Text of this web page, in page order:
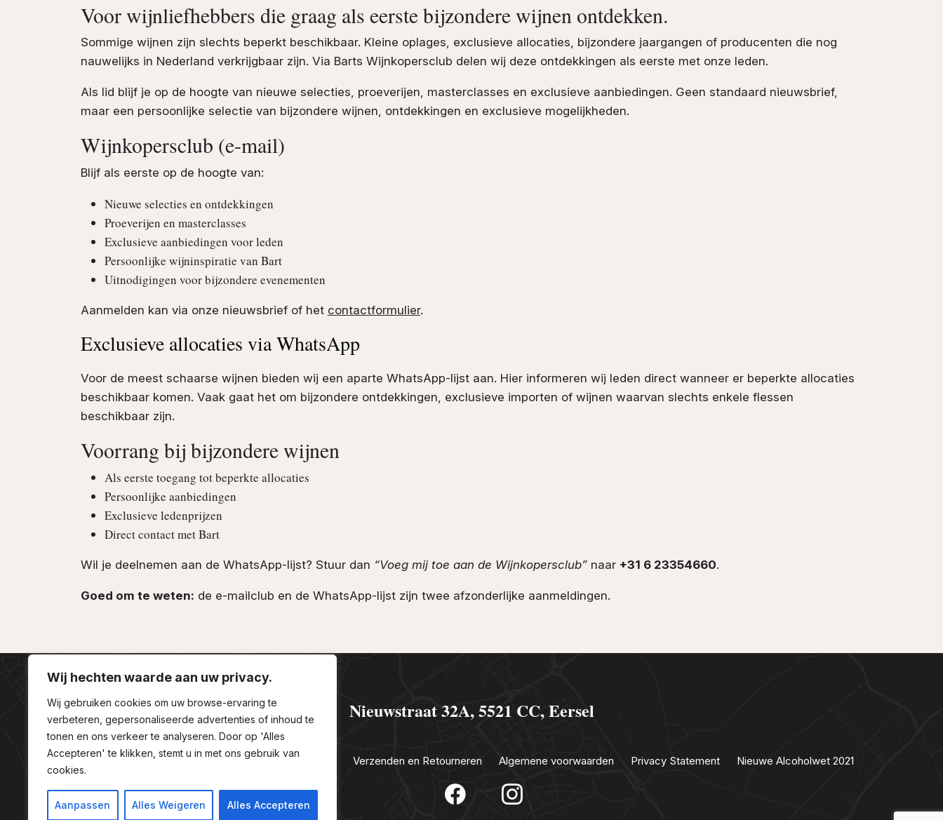
Wij hechten waarde aan uw privacy.
Wij gebruiken cookies om uw browse-ervaring te
verbeteren, gepersonaliseerde advertenties of inhoud te
tonen en ons verkeer te analyseren. Door op 'Alles
Accepteren' te klikken, stemt u in met ons gebruik van
cookies.
Aanpassen Alles Weigeren Alles Accepteren
Voor wijnliefhebbers die graag als eerste bijzondere wijnen ontdekken.
Sommige wijnen zijn slechts beperkt beschikbaar. Kleine oplages, exclusieve allocaties, bijzondere jaargangen of producenten die nog
nauwelijks in Nederland verkrijgbaar zijn. Via Barts Wijnkopersclub delen wij deze ontdekkingen als eerste met onze leden.
Als lid blijf je op de hoogte van nieuwe selecties, proeverijen, masterclasses en exclusieve aanbiedingen. Geen standaard nieuwsbrief,
maar een persoonlijke selectie van bijzondere wijnen, ontdekkingen en exclusieve mogelijkheden.
Wijnkopersclub (e-mail)
Blijf als eerste op de hoogte van:
Nieuwe selecties en ontdekkingen
Proeverijen en masterclasses
Exclusieve aanbiedingen voor leden
Persoonlijke wijninspiratie van Bart
Uitnodigingen voor bijzondere evenementen
Aanmelden kan via onze nieuwsbrief of het contactformulier.
Exclusieve allocaties via WhatsApp
Voor de meest schaarse wijnen bieden wij een aparte WhatsApp-lijst aan. Hier informeren wij leden direct wanneer er beperkte allocaties
beschikbaar komen. Vaak gaat het om bijzondere ontdekkingen, exclusieve importen of wijnen waarvan slechts enkele flessen
beschikbaar zijn.
Voorrang bij bijzondere wijnen
Als eerste toegang tot beperkte allocaties
Persoonlijke aanbiedingen
Exclusieve ledenprijzen
Direct contact met Bart
Wil je deelnemen aan de WhatsApp-lijst? Stuur dan “Voeg mij toe aan de Wijnkopersclub”naar +31 6 23354660.
Goed om te weten: de e-mailclub en de WhatsApp-lijst zijn twee afzonderlijke aanmeldingen.
Nieuwstraat 32A, 5521 CC, Eersel
Contact Klantenservice Barts Wijnkopersclub Verzenden en Retourneren Algemene voorwaarden Privacy Statement Nieuwe Alcoholwet 2021